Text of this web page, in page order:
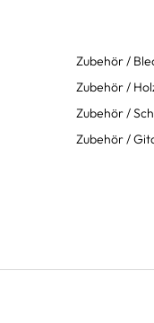
Zubehör /
Zubehör /
Zubehör /
Zubehör /